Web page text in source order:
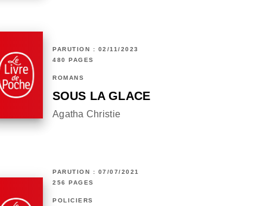
PARUTION : 02/11/2023
480 PAGES
ROMANS
SOUS LA GLACE
Agatha Christie
PARUTION : 07/07/2021
256 PAGES
POLICIERS